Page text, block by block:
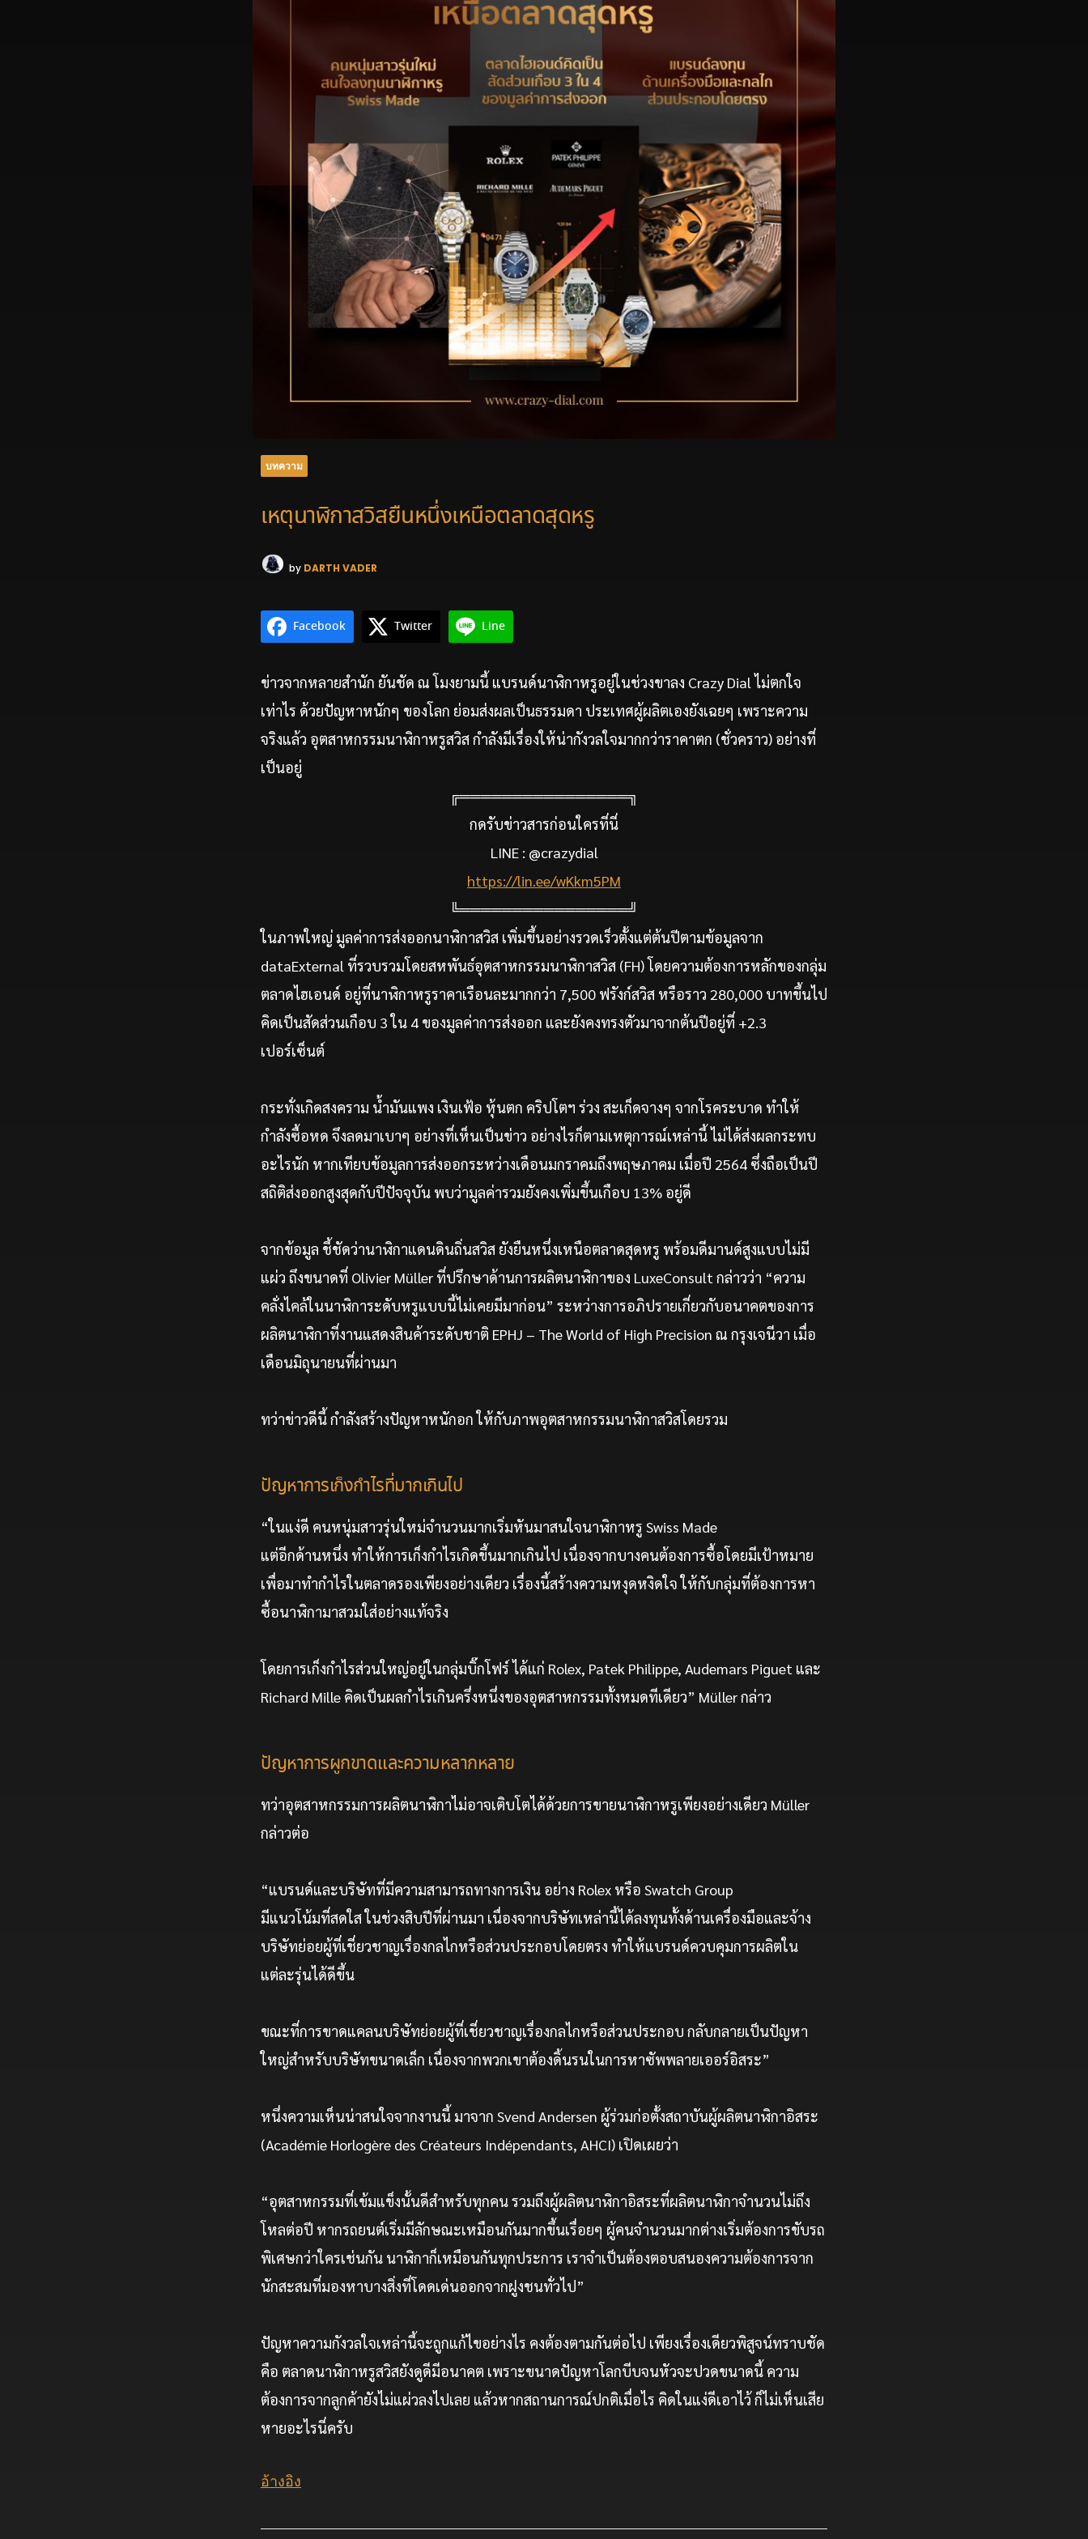
บทความ
เหตุนาฬิกาสวิสยืนหนึ่งเหนือตลาดสุดหรู
by DARTH VADER
Facebook Twitter Line
ข่าวจากหลายสำนัก ยันชัด ณ โมงยามนี้ แบรนด์นาฬิกาหรูอยู่ในช่วงขาลง Crazy Dial ไม่ตกใจ
เท่าไร ด้วยปัญหาหนักๆ ของโลก ย่อมส่งผลเป็นธรรมดา ประเทศผู้ผลิตเองยังเฉยๆ เพราะความ
จริงแล้ว อุตสาหกรรมนาฬิกาหรูสวิส กำลังมีเรื่องให้น่ากังวลใจมากกว่าราคาตก (ชั่วคราว) อย่างที่
เป็นอยู่
╔════════════════╗
กดรับข่าวสารก่อนใครที่นี่
LINE : @crazydial
https://lin.ee/wKkm5PM
╚════════════════╝
ในภาพใหญ่ มูลค่าการส่งออกนาฬิกาสวิส เพิ่มขึ้นอย่างรวดเร็วตั้งแต่ต้นปีตามข้อมูลจาก
dataExternal ที่รวบรวมโดยสหพันธ์อุตสาหกรรมนาฬิกาสวิส (FH) โดยความต้องการหลักของกลุ่ม
ตลาดไฮเอนด์ อยู่ที่นาฬิกาหรูราคาเรือนละมากกว่า 7,500 ฟรังก์สวิส หรือราว 280,000 บาทขึ้นไป
คิดเป็นสัดส่วนเกือบ 3 ใน 4 ของมูลค่าการส่งออก และยังคงทรงตัวมาจากต้นปีอยู่ที่ +2.3
เปอร์เซ็นต์
กระทั่งเกิดสงคราม น้ำมันแพง เงินเฟ้อ หุ้นตก คริปโตฯ ร่วง สะเก็ดจางๆ จากโรคระบาด ทำให้
กำลังซื้อหด จึงลดมาเบาๆ อย่างที่เห็นเป็นข่าว อย่างไรก็ตามเหตุการณ์เหล่านี้ ไม่ได้ส่งผลกระทบ
อะไรนัก หากเทียบข้อมูลการส่งออกระหว่างเดือนมกราคมถึงพฤษภาคม เมื่อปี 2564 ซึ่งถือเป็นปี
สถิติส่งออกสูงสุดกับปีปัจจุบัน พบว่ามูลค่ารวมยังคงเพิ่มขึ้นเกือบ 13% อยู่ดี
จากข้อมูล ชี้ชัดว่านาฬิกาแดนดินถิ่นสวิส ยังยืนหนึ่งเหนือตลาดสุดหรู พร้อมดีมานด์สูงแบบไม่มี
แผ่ว ถึงขนาดที่ Olivier Müller ที่ปรึกษาด้านการผลิตนาฬิกาของ LuxeConsult กล่าวว่า “ความ
คลั่งไคล้ในนาฬิการะดับหรูแบบนี้ไม่เคยมีมาก่อน” ระหว่างการอภิปรายเกี่ยวกับอนาคตของการ
ผลิตนาฬิกาที่งานแสดงสินค้าระดับชาติ EPHJ – The World of High Precision ณ กรุงเจนีวา เมื่อ
เดือนมิถุนายนที่ผ่านมา
ทว่าข่าวดีนี้ กำลังสร้างปัญหาหนักอก ให้กับภาพอุตสาหกรรมนาฬิกาสวิสโดยรวม
ปัญหาการเก็งกำไรที่มากเกินไป
“ในแง่ดี คนหนุ่มสาวรุ่นใหม่จำนวนมากเริ่มหันมาสนใจนาฬิกาหรู Swiss Made
แต่อีกด้านหนึ่ง ทำให้การเก็งกำไรเกิดขึ้นมากเกินไป เนื่องจากบางคนต้องการซื้อโดยมีเป้าหมาย
เพื่อมาทำกำไรในตลาดรองเพียงอย่างเดียว เรื่องนี้สร้างความหงุดหงิดใจ ให้กับกลุ่มที่ต้องการหา
ซื้อนาฬิกามาสวมใส่อย่างแท้จริง
โดยการเก็งกำไรส่วนใหญ่อยู่ในกลุ่มบิ๊กโฟร์ ได้แก่ Rolex, Patek Philippe, Audemars Piguet และ
Richard Mille คิดเป็นผลกำไรเกินครึ่งหนึ่งของอุตสาหกรรมทั้งหมดทีเดียว” Müller กล่าว
ปัญหาการผูกขาดและความหลากหลาย
ทว่าอุตสาหกรรมการผลิตนาฬิกาไม่อาจเติบโตได้ด้วยการขายนาฬิกาหรูเพียงอย่างเดียว Müller
กล่าวต่อ
“แบรนด์และบริษัทที่มีความสามารถทางการเงิน อย่าง Rolex หรือ Swatch Group
มีแนวโน้มที่สดใส ในช่วงสิบปีที่ผ่านมา เนื่องจากบริษัทเหล่านี้ได้ลงทุนทั้งด้านเครื่องมือและจ้าง
บริษัทย่อยผู้ที่เชี่ยวชาญเรื่องกลไกหรือส่วนประกอบโดยตรง ทำให้แบรนด์ควบคุมการผลิตใน
แต่ละรุ่นได้ดีขึ้น
ขณะที่การขาดแคลนบริษัทย่อยผู้ที่เชี่ยวชาญเรื่องกลไกหรือส่วนประกอบ กลับกลายเป็นปัญหา
ใหญ่สำหรับบริษัทขนาดเล็ก เนื่องจากพวกเขาต้องดิ้นรนในการหาซัพพลายเออร์อิสระ”
หนึ่งความเห็นน่าสนใจจากงานนี้ มาจาก Svend Andersen ผู้ร่วมก่อตั้งสถาบันผู้ผลิตนาฬิกาอิสระ
(Académie Horlogère des Créateurs Indépendants, AHCI) เปิดเผยว่า
“อุตสาหกรรมที่เข้มแข็งนั้นดีสำหรับทุกคน รวมถึงผู้ผลิตนาฬิกาอิสระที่ผลิตนาฬิกาจำนวนไม่ถึง
โหลต่อปี หากรถยนต์เริ่มมีลักษณะเหมือนกันมากขึ้นเรื่อยๆ ผู้คนจำนวนมากต่างเริ่มต้องการขับรถ
พิเศษกว่าใครเช่นกัน นาฬิกาก็เหมือนกันทุกประการ เราจำเป็นต้องตอบสนองความต้องการจาก
นักสะสมที่มองหาบางสิ่งที่โดดเด่นออกจากฝูงชนทั่วไป”
ปัญหาความกังวลใจเหล่านี้จะถูกแก้ไขอย่างไร คงต้องตามกันต่อไป เพียงเรื่องเดียวพิสูจน์ทราบชัด
คือ ตลาดนาฬิกาหรูสวิสยังดูดีมีอนาคต เพราะขนาดปัญหาโลกบีบจนหัวจะปวดขนาดนี้ ความ
ต้องการจากลูกค้ายังไม่แผ่วลงไปเลย แล้วหากสถานการณ์ปกติเมื่อไร คิดในแง่ดีเอาไว้ ก็ไม่เห็นเสีย
หายอะไรนี่ครับ
อ้างอิง